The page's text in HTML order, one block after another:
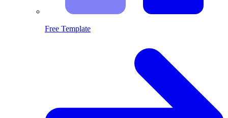
Free Template